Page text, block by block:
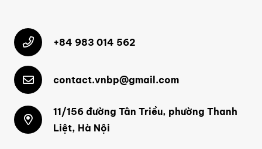
+84 983 014 562
contact.vnbp@gmail.com
11/156 đường Tân Triều, phường Thanh
Liệt, Hà Nội